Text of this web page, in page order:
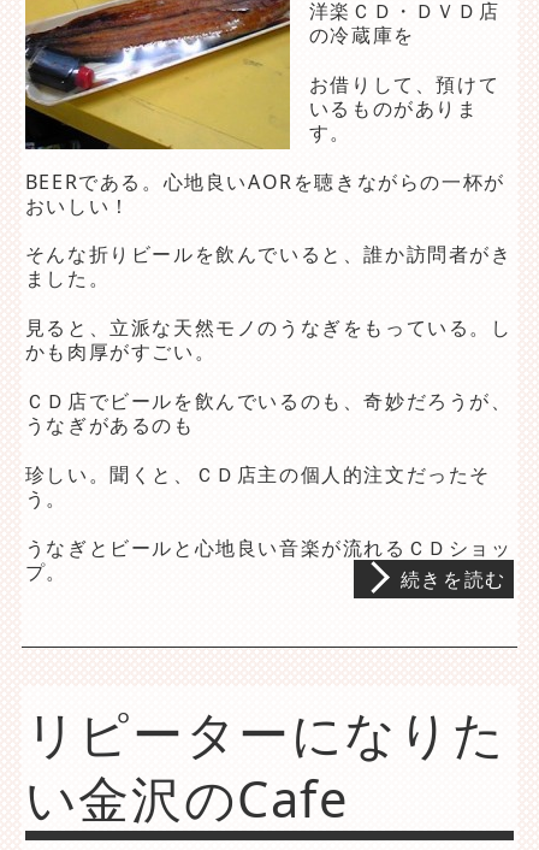
洋楽ＣＤ・ＤＶＤ店
の冷蔵庫を
お借りして、預けて
いるものがありま
す。
BEERである。心地良いAORを聴きながらの一杯が
おいしい！
そんな折りビールを飲んでいると、誰か訪問者がき
ました。
見ると、立派な天然モノのうなぎをもっている。し
かも肉厚がすごい。
ＣＤ店でビールを飲んでいるのも、奇妙だろうが、
うなぎがあるのも
珍しい。聞くと、ＣＤ店主の個人的注文だったそ
う。
うなぎとビールと心地良い音楽が流れるＣＤショッ
プ。
続きを読む
リピーターになりた
い金沢のCafe